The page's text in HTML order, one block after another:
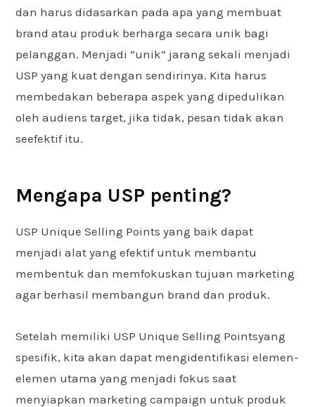
dan harus didasarkan pada apa yang membuat
brand atau produk berharga secara unik bagi
pelanggan. Menjadi “unik” jarang sekali menjadi
USP yang kuat dengan sendirinya. Kita harus
membedakan beberapa aspek yang dipedulikan
oleh audiens target, jika tidak, pesan tidak akan
seefektif itu.
Mengapa USP penting?
USP Unique Selling Points yang baik dapat
menjadi alat yang efektif untuk membantu
membentuk dan memfokuskan tujuan marketing
agar berhasil membangun brand dan produk.
Setelah memiliki USP Unique Selling Pointsyang
spesifik, kita akan dapat mengidentifikasi elemen-
elemen utama yang menjadi fokus saat
menyiapkan marketing campaign untuk produk